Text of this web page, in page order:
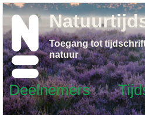
Deelnemers
Toegang tot
natuur